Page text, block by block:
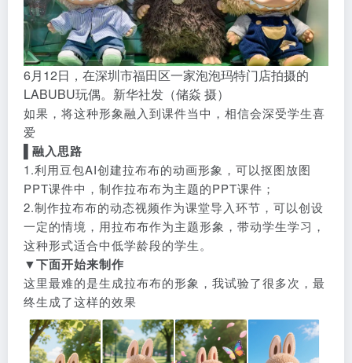
6月12日，在深圳市福田区一家泡泡玛特门店拍摄的
LABUBU玩偶。新华社发（储焱 摄）
如果，将这种形象融入到课件当中，相信会深受学生喜
爱
融入思路
1.利用豆包AI创建拉布布的动画形象，可以抠图放图
PPT课件中，制作拉布布为主题的PPT课件；
2.制作拉布布的动态视频作为课堂导入环节，可以创设
一定的情境，用拉布布作为主题形象，带动学生学习，
这种形式适合中低学龄段的学生。
▼下面开始来制作
这里最难的是生成拉布布的形象，我试验了很多次，最
终生成了这样的效果